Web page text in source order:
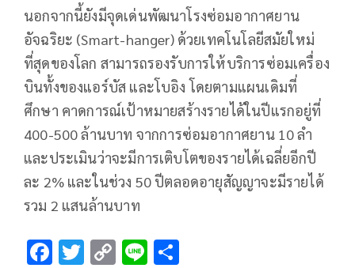
นอกจากนี้ยังมีจุดเด่นพัฒนาโรงซ่อมอากาศยาน
อัจฉริยะ (Smart-hanger) ด้วยเทคโนโลยีสมัยใหม่
ที่สุดของโลก สามารถรองรับการให้บริการซ่อมเครื่อง
บินทั้งของแอร์บัส และโบอิง โดยตามแผนเดิมที่
ศึกษา คาดการณ์เป้าหมายสร้างรายได้ในปีแรกอยู่ที่
400-500 ล้านบาท จากการซ่อมอากาศยาน 10 ลำ
และประเมินว่าจะมีการเติบโตของรายได้เฉลี่ยอีกปี
ละ 2% และในช่วง 50 ปีตลอดอายุสัญญาจะมีรายได้
รวม 2 แสนล้านบาท
F T C Li